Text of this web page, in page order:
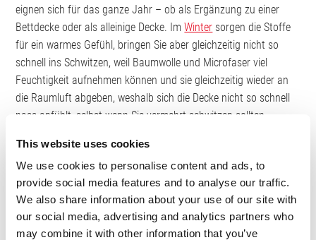
This website uses cookies
We use cookies to personalise content and ads, to
provide social media features and to analyse our traffic.
We also share information about your use of our site with
our social media, advertising and analytics partners who
may combine it with other information that you’ve
eignen sich für das ganze Jahr – ob als Ergänzung zu einer
Bettdecke oder als alleinige Decke. ImWinter sorgen die Stoffe
für ein warmes Gefühl, bringen Sie aber gleichzeitig nicht so
schnell ins Schwitzen, weil Baumwolle und Microfaser viel
Feuchtigkeit aufnehmen können und sie gleichzeitig wieder an
die Raumluft abgeben, weshalb sich die Decke nicht so schnell
nass anfühlt, selbst wenn Sie vermehrt schwitzen sollten.
Wenn Sie eine Strickdecke als zusätzliche Wärmequelle auf eine
Bettdecke legen wollen, ist es wichtig, dass sowohl die Strick- als
auch die Bettdecke über atmungsaktive Eigenschaften verfügen,
ansonsten kann sich in der mehrschichtigen Auflage ein
Hitzestau bilden und die Decken können zum vermehrten
Schwitzen beitragen. Ein guter Stoff für Bettwäsche ist